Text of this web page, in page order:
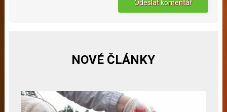
NOVÉ ČLÁNKY